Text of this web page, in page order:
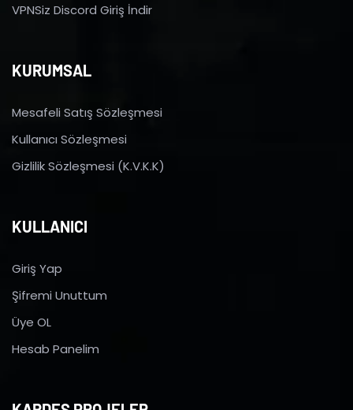
VPNSiz Discord Giriş İndir
KURUMSAL
Mesafeli Satış Sözleşmesi
Kullanıcı Sözleşmesi
Gizlilik Sözleşmesi (K.V.K.K)
KULLANICI
Giriş Yap
Şifremi Unuttum
Üye OL
Hesab Panelim